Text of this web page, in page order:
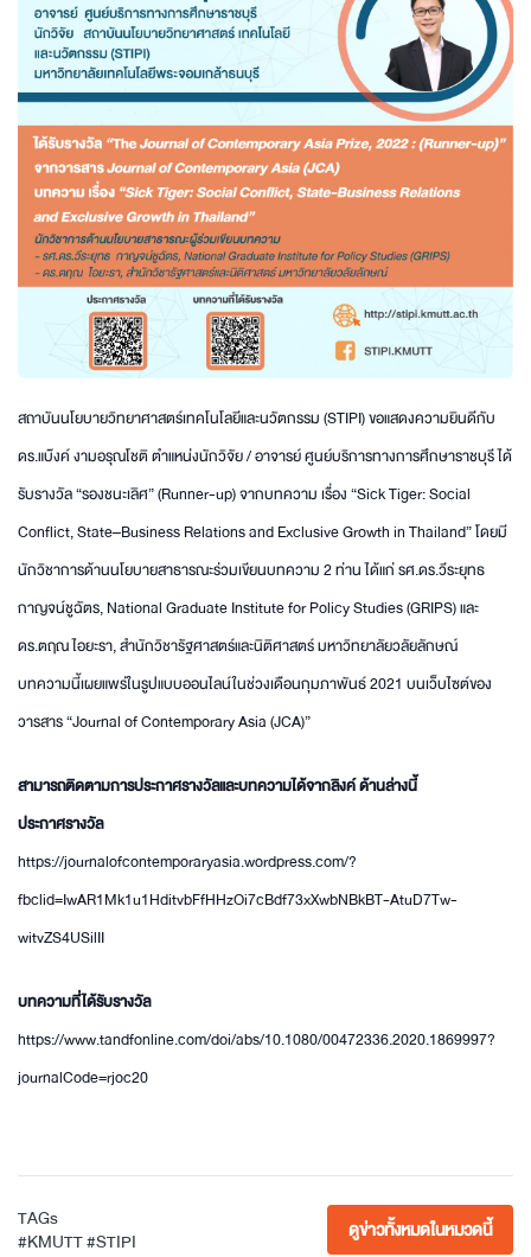
สถาบันนโยบายวิทยาศาสตร์เทคโนโลยีและนวัตกรรม (STIPI) ขอแสดงความยินดีกับ
ดร.แบ๊งค์ งามอรุณโชติ ตำแหน่งนักวิจัย / อาจารย์ ศูนย์บริการทางการศึกษาราชบุรี ได้
รับรางวัล “รองชนะเลิศ” (Runner-up) จากบทความ เรื่อง “Sick Tiger: Social
Conflict, State–Business Relations and Exclusive Growth in Thailand” โดยมี
นักวิชาการด้านนโยบายสาธารณะร่วมเขียนบทความ 2 ท่าน ได้แก่ รศ.ดร.วีระยุทธ
กาญจน์ชูฉัตร, National Graduate Institute for Policy Studies (GRIPS) และ
ดร.ตฤณ ไอยะรา, สำนักวิชารัฐศาสตร์และนิติศาสตร์ มหาวิทยาลัยวลัยลักษณ์
บทความนี้เผยแพร่ในรูปแบบออนไลน์ในช่วงเดือนกุมภาพันธ์ 2021 บนเว็บไซต์ของ
วารสาร “Journal of Contemporary Asia (JCA)”
สามารถติดตามการประกาศรางวัลและบทความได้จากลิงค์ ด้านล่างนี้
ประกาศรางวัล
https://journalofcontemporaryasia.wordpress.com/?
fbclid=IwAR1Mk1u1HditvbFfHHzOi7cBdf73xXwbNBkBT-AtuD7Tw-
witvZS4USilII
บทความที่ได้รับรางวัล
https://www.tandfonline.com/doi/abs/10.1080/00472336.2020.1869997?
journalCode=rjoc20
TAGs
#KMUTT #STIPI
ดูข่าวทั้งหมดในหมวดนี้